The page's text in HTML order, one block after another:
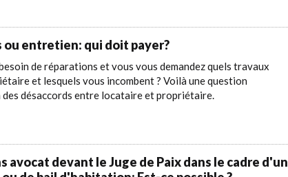
ou entretien: qui doit payer?
de réparations et vous vous demandez quels travaux
et lesquels vous incombent ? Voilà une question
désaccords entre locataire et propriétaire.
avocat devant le Juge de Paix dans le cadre d'un